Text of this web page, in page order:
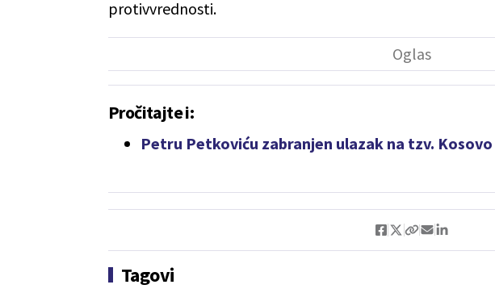
protivvrednosti.
Pročitajte i:
Petru Petkoviću zabranjen ulazak na tzv. Kosovo
Tagovi